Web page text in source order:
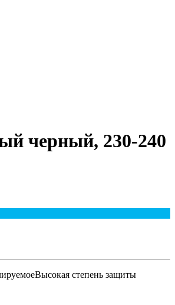
черный, 230-240
степень защиты